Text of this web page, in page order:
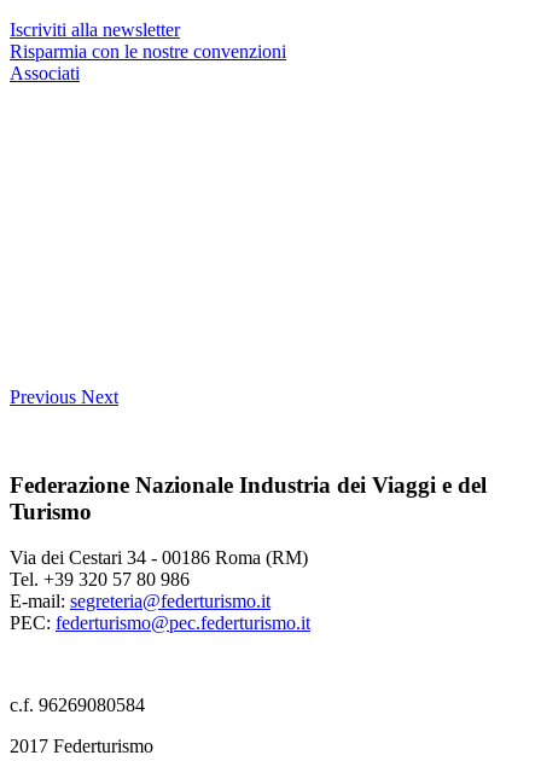
Iscriviti alla newsletter
Risparmia con le nostre convenzioni
Associati
Previous Next
Federazione Nazionale Industria dei Viaggi e del
Turismo
Via dei Cestari 34 - 00186 Roma (RM)
Tel. +39 320 57 80 986
E-mail: segreteria@federturismo.it
PEC: federturismo@pec.federturismo.it
c.f. 96269080584
2017 Federturismo